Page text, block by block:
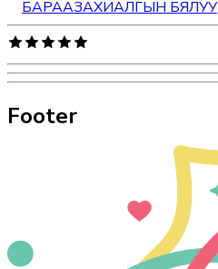
БАРААЗАХИАЛГЫН БЯЛУУ
Footer